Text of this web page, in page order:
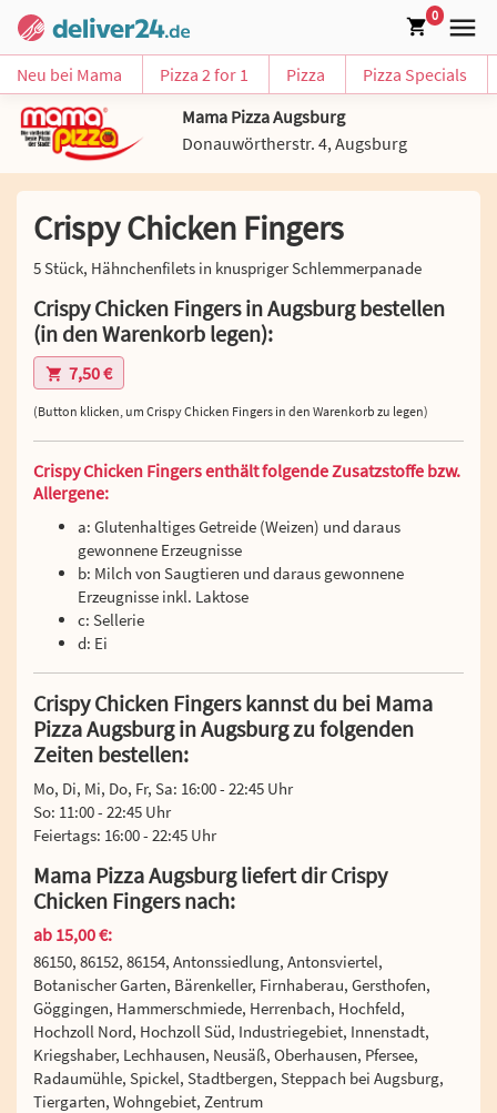
0
Neu bei Mama Pizza 2 for 1 Pizza
Pizza Specials
Mama Pizza Augsburg
Donauwörtherstr. 4, Augsburg
Crispy Chicken Fingers
5 Stück, Hähnchenfilets in knuspriger Schlemmerpanade
Crispy Chicken Fingers in Augsburg bestellen
(in den Warenkorb legen):
7,50 €
(Button klicken, um Crispy Chicken Fingers in den Warenkorb zu legen)
Crispy Chicken Fingers enthält folgende Zusatzstoffe bzw.
Allergene:
a: Glutenhaltiges Getreide (Weizen) und daraus
gewonnene Erzeugnisse
b: Milch von Saugtieren und daraus gewonnene
Erzeugnisse inkl. Laktose
c: Sellerie
d: Ei
Crispy Chicken Fingers kannst du bei Mama
Pizza Augsburg in Augsburg zu folgenden
Zeiten bestellen:
Mo, Di, Mi, Do, Fr, Sa: 16:00 - 22:45 Uhr
So: 11:00 - 22:45 Uhr
Feiertags: 16:00 - 22:45 Uhr
Mama Pizza Augsburg liefert dir Crispy
Chicken Fingers nach:
ab 15,00 €:
86150, 86152, 86154, Antonssiedlung, Antonsviertel,
Botanischer Garten, Bärenkeller, Firnhaberau, Gersthofen,
Göggingen, Hammerschmiede, Herrenbach, Hochfeld,
Hochzoll Nord, Hochzoll Süd, Industriegebiet, Innenstadt,
Kriegshaber, Lechhausen, Neusäß, Oberhausen, Pfersee,
Radaumühle, Spickel, Stadtbergen, Steppach bei Augsburg,
Tiergarten, Wohngebiet, Zentrum